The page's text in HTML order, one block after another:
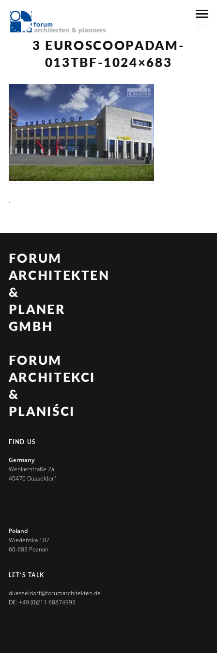
3 EUROSCOOPADAM-
013TBF-1024×683
.
FORUM
ARCHITEKTEN
&
PLANER
GMBH
FORUM
ARCHITEKCI
&
PLANIŚCI
FIND US
Germany
Wenkerstraße 2a
40470 Düsseldorf
Poland
Wiedeńska 107
60-683 Poznan
LET’S TALK
duesseldorf@forumarchitekten.de
DE: +49 (0)211 68874993